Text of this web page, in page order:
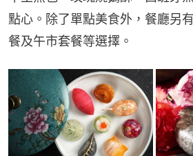
點心。除了單點美食外，餐廳另
餐及午市套餐等選擇。